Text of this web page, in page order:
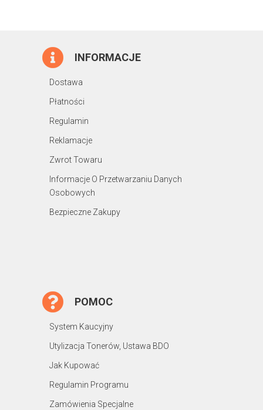
INFORMACJE
Dostawa
Płatności
Regulamin
Reklamacje
Zwrot Towaru
Informacje O Przetwarzaniu Danych
Osobowych
Bezpieczne Zakupy
POMOC
System Kaucyjny
Utylizacja Tonerów, Ustawa BDO
Jak Kupować
Regulamin Programu
Zamówienia Specjalne